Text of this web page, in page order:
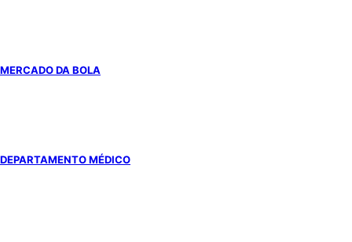
MERCADO DA BOLA
DEPARTAMENTO MÉDICO